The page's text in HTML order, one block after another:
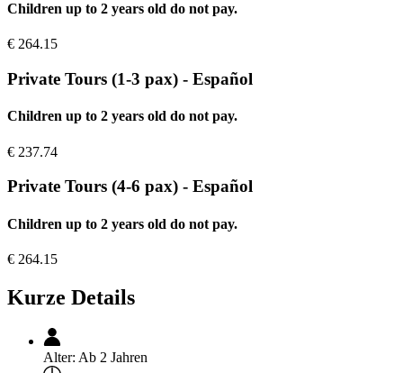
Children up to 2 years old do not pay.
€ 264.15
Private Tours (1-3 pax) - Español
Children up to 2 years old do not pay.
€ 237.74
Private Tours (4-6 pax) - Español
Children up to 2 years old do not pay.
€ 264.15
Kurze Details
Alter: Ab 2 Jahren